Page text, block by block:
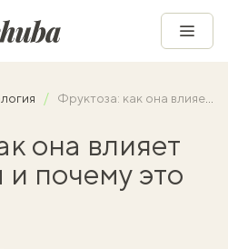
Фруктоза: как она влияет на организм и почему это не панацея
она влияет
и почему это